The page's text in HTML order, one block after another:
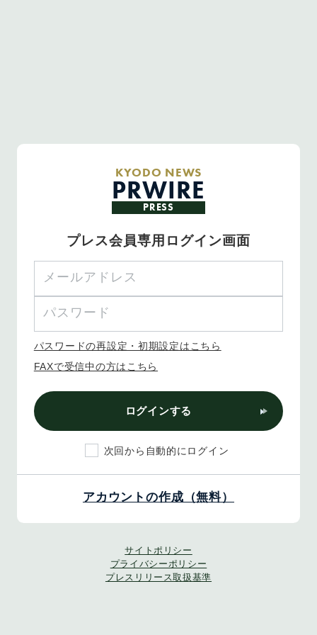
KYODO NEWS
PRWIRE
PRESS
プレス会員専用ログイン画面
パスワードの再設定・初期設定はこちら
FAXで受信中の方はこちら
ログインする
次回から自動的にログイン
アカウントの作成（無料）
サイトポリシー
プライバシーポリシー
プレスリリース取扱基準